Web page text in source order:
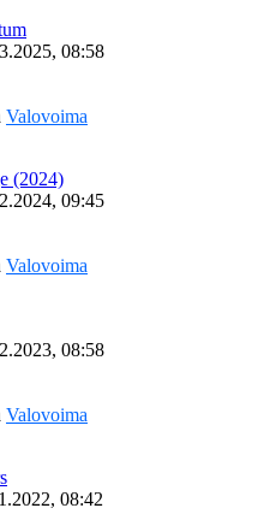
08:58
Valovoima
(2024)
09:45
Valovoima
08:58
Valovoima
08:42